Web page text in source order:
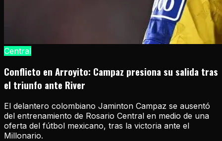
Central
Conflicto en Arroyito: Campaz presiona su salida tras
el triunfo ante River
El delantero colombiano Jaminton Campaz se ausentó
del entrenamiento de Rosario Central en medio de una
oferta del fútbol mexicano, tras la victoria ante el
Millonario.